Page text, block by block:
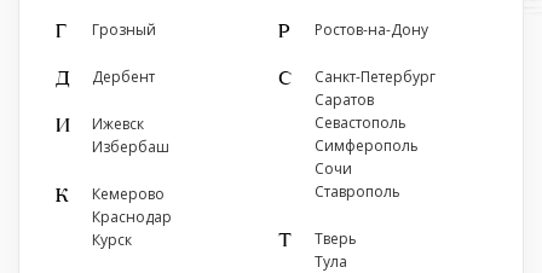
Г Грозный
Д Дербент
И
Ижевск
Избербаш
К
Кемерово
Краснодар
Курск
Р Ростов-на-Дону
С
Санкт-Петербург
Саратов
Севастополь
Симферополь
Сочи
Ставрополь
Т
Тверь
Тула
+7 (918) 822-00-49